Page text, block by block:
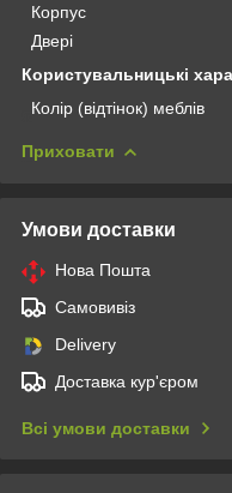
Корпус
Двері
Користувальницькі
Колір (відтінок) меблів
Приховати
Умови доставки
Нова Пошта
Самовивіз
Delivery
Доставка кур'єром
Всі умови доставки